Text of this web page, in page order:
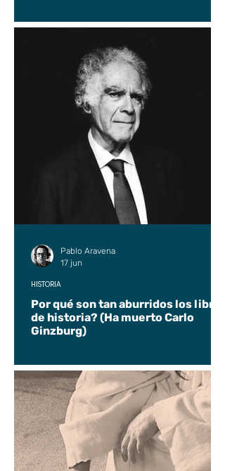
Por qué son tan aburridos los libros
de historia? (Ha muerto Carlo
Ginzburg)
HISTORIA
Pablo Aravena
17 jun